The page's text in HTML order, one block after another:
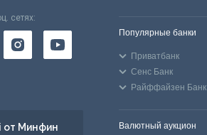
сетях:
от Минфин
Популярные банки
Приватбанк
Сенс Банк
Райффайзен Банк
Валютный аукцион